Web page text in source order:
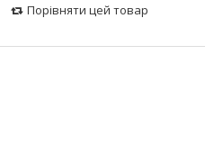
Порівняти цей товар